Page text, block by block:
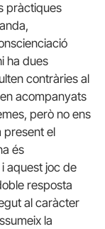
pràctiques
ha dues
contràries al
acompanyats
però no ens
present el
és
aquest joc de
resposta
al caràcter
la